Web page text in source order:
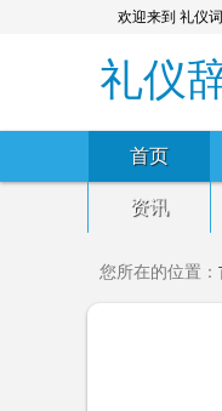
欢迎来到 礼仪
礼仪
首页
资讯
您所在的位置：